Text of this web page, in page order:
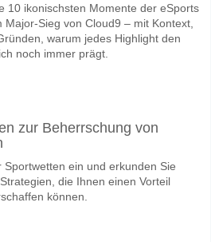
10 ikonischsten Momente der eSports
Sieg von Cloud9 – mit Kontext,
warum jedes Highlight den
noch immer prägt.
zur Beherrschung von
Sportwetten ein und erkunden Sie
die Ihnen einen Vorteil
können.